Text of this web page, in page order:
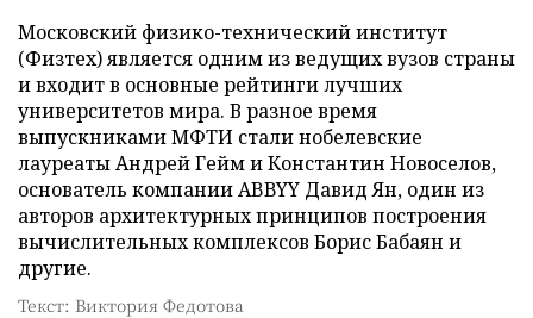
Московский физико-технический институт
(Физтех) является одним из ведущих вузов страны
и входит в основные рейтинги лучших
университетов мира. В разное время
выпускниками МФТИ стали нобелевские
лауреаты Андрей Гейм и Константин Новоселов,
основатель компании ABBYY Давид Ян, один из
авторов архитектурных принципов построения
вычислительных комплексов Борис Бабаян и
другие.
Текст: Виктория Федотова